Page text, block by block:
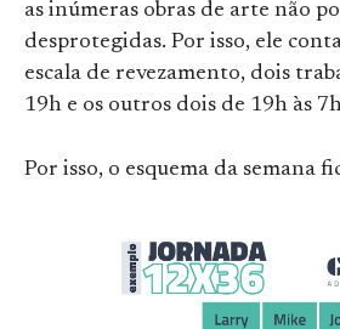
as inúmeras obras de arte não
desprotegidas. Por isso, ele
escala de revezamento, dois
19h e os outros dois de 19h às
Por isso, o esquema da semana